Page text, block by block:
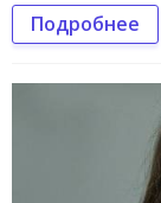
Подробнее